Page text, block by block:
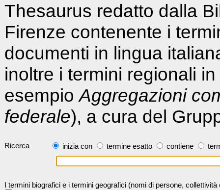
Thesaurus redatto dalla
Firenze contenente i
documenti in lingua
inoltre i termini regionali
esempioAggregazioni
federale), a cura del
Ricerca inizia con termine esatto contiene
I termini biografici e i termini geografici (nomi di persone,